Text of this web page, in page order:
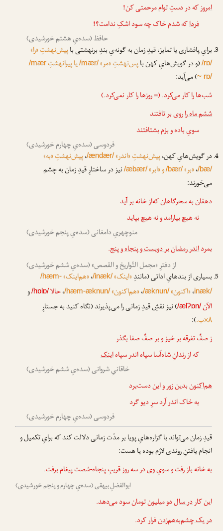
امروزکه در دستِ توام مرحمتی کن!
فرداکه شدم خاک چه سود اشکِ ندامت؟!
حافظ (سده‌یِ هشتم خورشیدی)
برایِ پافشاری یا تمایز، قیدِ زمان به گونه‌یِ بندِ برنهشتی باپیش‌نهشتِ «را»
/rɒ/(و در گویش‌هایِ کهن باپس‌نهشتِ «مر»/mær/یا پیرانهشتِ /mær
~ rɒ/) می‌آید:
شب‌ها را کار می‌کرد. (= روزها را کار نمی‌کرد.)
ششم ماه راروی بر تافتند
سویِ باده و بزم بشتافتند
فردوسی (سده‌یِ چهارم خورشیدی)
در گویش‌هایِ کهن،پیش‌نهشتِ «اندر»/ændær/،پیش‌نهشتِ «به»
/bæ/،«بر»/bær/و «ابر»/æbær/نیز در ساختارِ قیدِ زمان به چشم
می‌خورند:
دهقانبه سحرگاهانکه‌از خانه بر آید
نه هیچ بیارامد و نه هیچ بپاید
منوچهریِ دامغانی (سده‌یِ پنجم خورشیدی)
بمرداندر رمضانبر دویست و پنجاه و پنج.
از دفترِ «مجمل التّواریخ و القصص» (سده‌یِ ششم خورشیدی)
بسیاری از بندهایِ اداتی (مانندِ«اینک»/inæk/،«هم‌اینک» /hæm-
inæk/،«اکنون»/æknun/،«هم‌اکنون»/hæm-æknun/،حالا/hɒlɒ/و
الآن/ælʔɒn/) نیز نقشِ قیدِ زمانی را می‌پذیرند (نگاه کنید به جستارِ
۸×ب.
):
ز صفِّ تفرقه بر خیز و بر صفِّ صفا بگذر
که از رندانِ شاه‌آسا سپاه اندر سپاهاینک
خاقانیِ شروانی (سده‌یِ ششم خورشیدی)
هم‌اکنونبدین زور و این دست‌برد
به خاک اندر آرد سرِ دیو گرد
فردوسی (سده‌یِ چهارم خورشیدی)
قیدِ زمان می‌تواند با گزاره‌هایِ پویا بر مدّت زمانی دلالت کند که برایِ تکمیل و
انجام یافتنِ روندی لا‌زم بوده یا هست:
به خانه باز رفت و سویِ ویدر سه روزقریبِ پنجاه-شصت پیغام برفت.
ابوالفضلِ بیهقی (سده‌یِ چهارم و پنجم خورشیدی)
این کاردر سالدو میلیون تومان سود می‌دهد.
در یک چشم‌به‌هم‌زدنفرار کرد.